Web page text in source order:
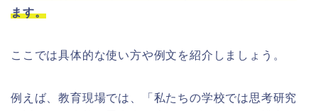
ます。
ここでは具体的な使い方や例文を紹介しましょう。
例えば、教育現場では、「私たちの学校では思考研究